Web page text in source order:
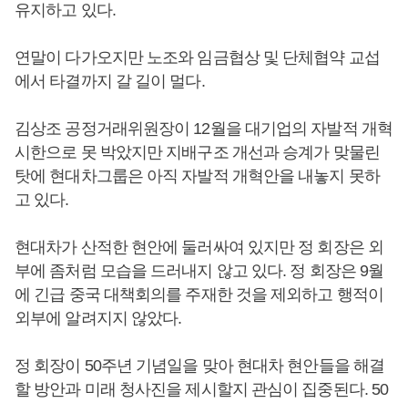
유지하고 있다.
연말이 다가오지만 노조와 임금협상 및 단체협약 교섭
에서 타결까지 갈 길이 멀다.
김상조 공정거래위원장이 12월을 대기업의 자발적 개혁
시한으로 못 박았지만 지배구조 개선과 승계가 맞물린
탓에 현대차그룹은 아직 자발적 개혁안을 내놓지 못하
고 있다.
현대차가 산적한 현안에 둘러싸여 있지만 정 회장은 외
부에 좀처럼 모습을 드러내지 않고 있다. 정 회장은 9월
에 긴급 중국 대책회의를 주재한 것을 제외하고 행적이
외부에 알려지지 않았다.
정 회장이 50주년 기념일을 맞아 현대차 현안들을 해결
할 방안과 미래 청사진을 제시할지 관심이 집중된다. 50